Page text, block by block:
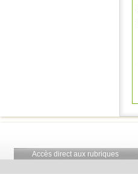
Accès direct aux rubriques